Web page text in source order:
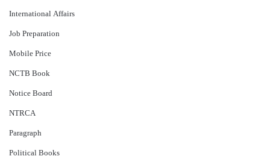
International Affairs
Job Preparation
Mobile Price
NCTB Book
Notice Board
NTRCA
Paragraph
Political Books